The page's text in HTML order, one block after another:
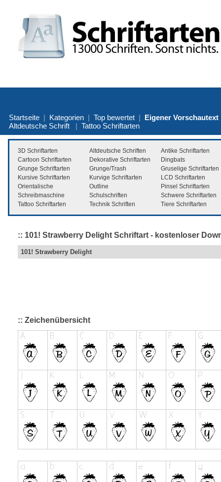
Startseite | Kategorien | Top bewertet | Eigener Vorschautext
Altdeutsche Schrift | Tattoo Schriftarten
3D Schriftarten Altdeutsche Schriften
Antike Schriftarten
Cartoon Schriftarten
Dekorative Schriftarten
Dingbats
Grunge Schriftarten
Grunge/Trash
Gruselige Schriftarten
Kursive Schriftarten
Kurvige Schriftarten
LCD Schriftarten
Orientalische
Outline
Pinsel Schriftarten
Schreibmaschine
Schulschriften
Schwere Schriftarten
Tattoo Schriftarten
Technik Schriften Tiere Schriftarten
:: 101! Strawberry Delight Schriftart - kostenloser
101! Strawberry Delight
:: Zeichenübersicht